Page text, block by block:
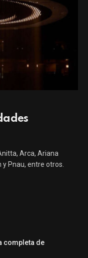
Arca, Ariana
Pnau, entre otros.
completa de